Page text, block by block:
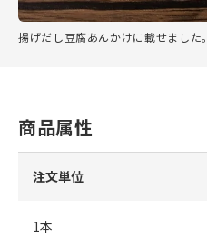
揚げだし豆腐あんかけに載せました。
商品属性
注文単位
1本